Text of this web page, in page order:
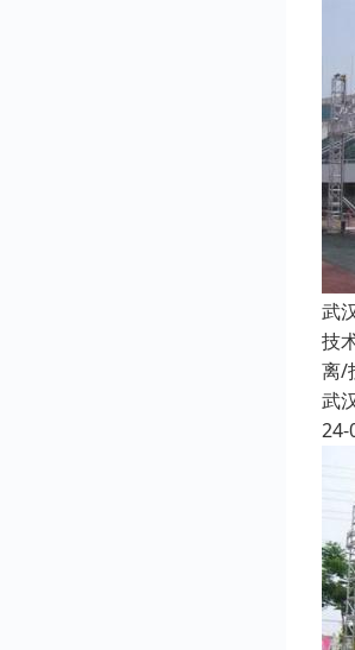
武
技
离/
武
24-